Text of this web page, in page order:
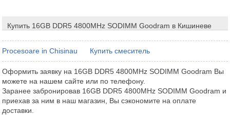
Купить 16GB DDR5 4800MHz SODIMM Goodram в Кишиневе
Procesoare in Chisinau Купить смеситель
Оформить заявку на 16GB DDR5 4800MHz SODIMM Goodram Вы
можете на нашем сайте или по телефону.
Заранее забронировав 16GB DDR5 4800MHz SODIMM Goodram и
приехав за ним в наш магазин, Вы сэкономите на оплате
доставки.